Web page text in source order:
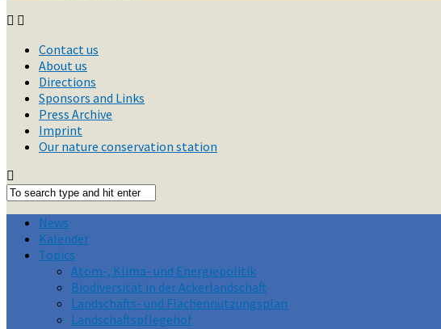
Contact us
About us
Directions
Sponsors and Links
Press Archive
Imprint
Our nature conservation station
News
Kalender
Topics
Atom-, Klima- und Energiepolitik
Biodiversität in der Ackerlandschaft
Landschafts- und Flächennutzungsplan
Landschaftspflegehof